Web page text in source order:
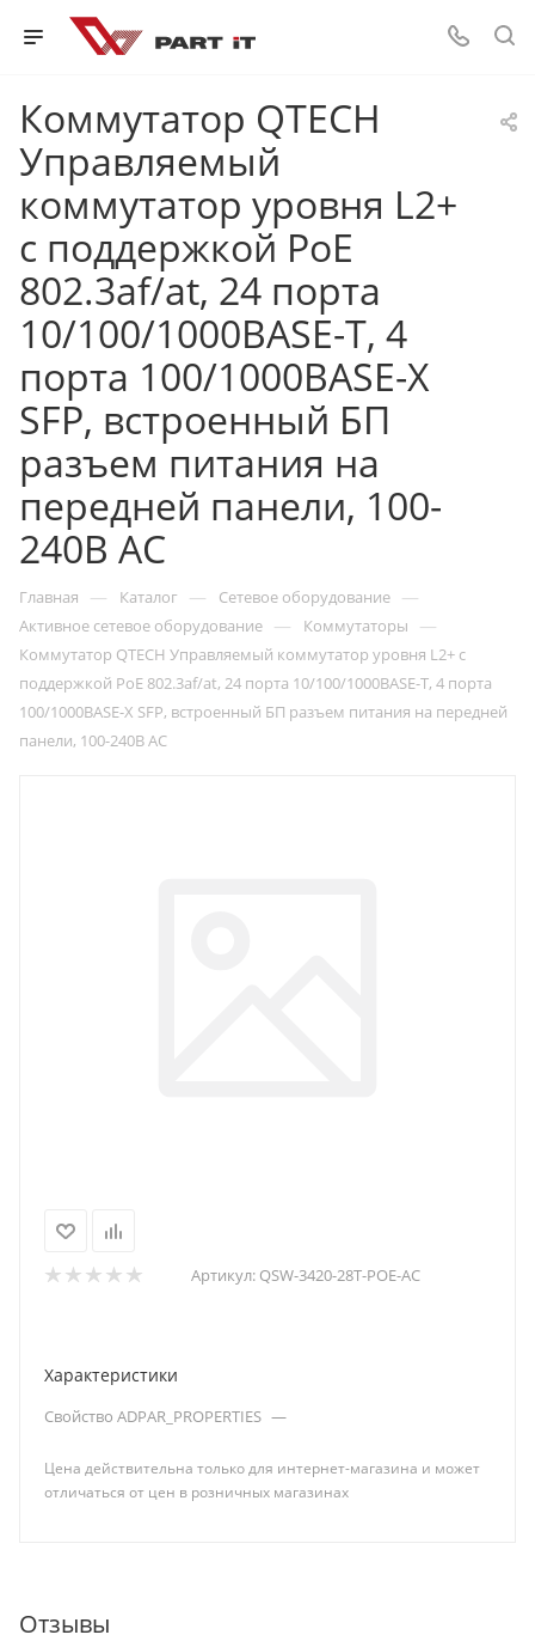
Коммутатор QTECH
Управляемый
коммутатор уровня L2+
с поддержкой PoE
802.3af/at, 24 порта
10/100/1000BASE-T, 4
порта 100/1000BASE-X
SFP, встроенный БП
разъем питания на
передней панели, 100-
240В AC
Главная — Каталог — Сетевое оборудование —
Активное сетевое оборудование — Коммутаторы —
Коммутатор QTECH Управляемый коммутатор уровня L2+ с
поддержкой PoE 802.3af/at, 24 порта 10/100/1000BASE-T, 4 порта
100/1000BASE-X SFP, встроенный БП разъем питания на передней
панели, 100-240В AC
Артикул: QSW-3420-28T-POE-AC
Характеристики
Свойство ADPAR_PROPERTIES —
Цена действительна только для интернет-магазина и может
отличаться от цен в розничных магазинах
Отзывы